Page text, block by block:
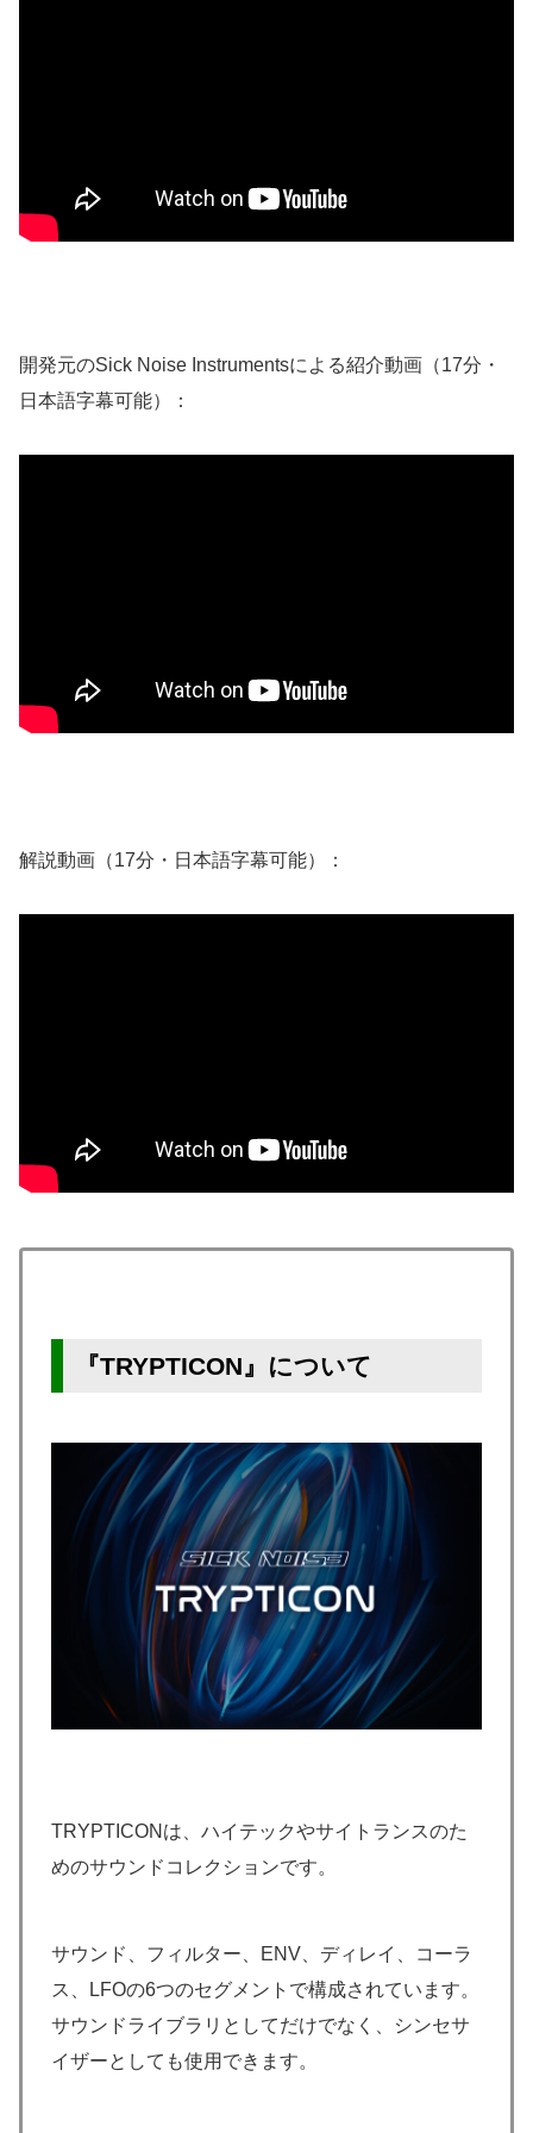
開発元のSick Noise Instrumentsによる紹介動画（17分・
日本語字幕可能）：
解説動画（17分・日本語字幕可能）：
『TRYPTICON』について
TRYPTICONは、ハイテックやサイトランスのた
めのサウンドコレクションです。
サウンド、フィルター、ENV、ディレイ、コーラ
ス、LFOの6つのセグメントで構成されています。
サウンドライブラリとしてだけでなく、シンセサ
イザーとしても使用できます。